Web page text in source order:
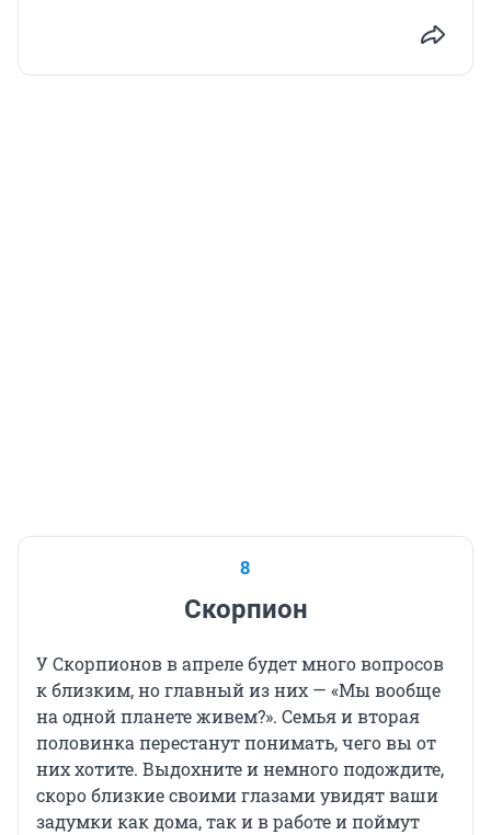
8
Скорпион
У Скорпионов в апреле будет много вопросов
к близким, но главный из них — «Мы вообще
на одной планете живем?». Семья и вторая
половинка перестанут понимать, чего вы от
них хотите. Выдохните и немного подождите,
скоро близкие своими глазами увидят ваши
задумки как дома, так и в работе и поймут